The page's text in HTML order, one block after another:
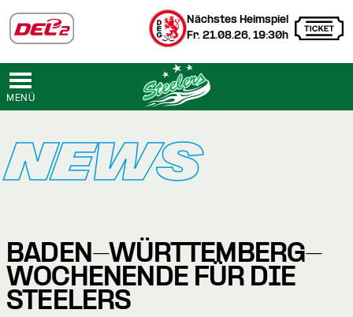
Nächstes Heimspiel
Fr. 21.08.26, 19:30h
MENÜ
NEWS
BADEN-WÜRTTEMBERG-
WOCHENENDE FÜR DIE
STEELERS